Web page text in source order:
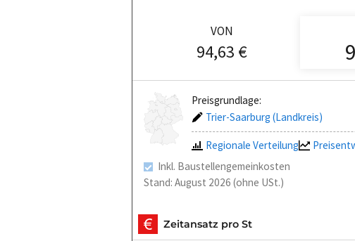
VON
94,63 €
Preisgrundlage:
Trier-Saarburg (Landkreis)
Regionale Verteilung
Inkl. Baustellengemeinkosten
Stand: August 2026 (ohne USt.)
Zeitansatz pro St